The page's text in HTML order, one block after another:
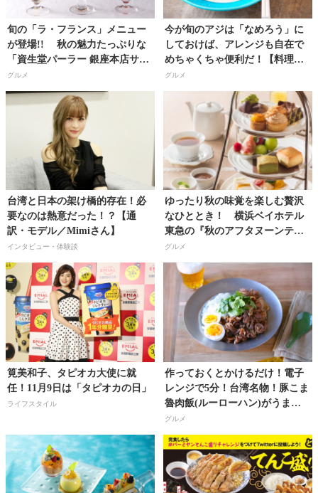
旬の「ラ・フランス」メニュー
が登場!! 秋の魅力たっぷりな
「資生堂パーラー 銀座本店サロ
ン・ド・カフェ」の限定メニュ
ー
グルメ
今が旬のアジは「なめろう」に
しておけば、アレンジも自在で
めちゃくちゃ便利だ！【料理研
究家・フードコーディネーター
／河瀬璃菜（りな助）さん】
グルメ
台湾と日本の架け橋的存在！必
要なのは熱意だった！？【通
訳・モデル／Mimiさん】
インタビュー・体験談
ゆったり秋の味覚を楽しむ贅沢
なひととき！ 横浜ベイホテル
東急の『秋のアフタヌーンティ
ーセット』
グルメ
筧美和子、タピオカ大使に就
任！11月9日は「タピオカの日」
ライフスタイル
作っておくとかけるだけ！電子
レンジで5分！台湾名物！豚こま
魯肉飯(ルーローハン)がうます
ぎる！【料理研究家・フードコ
ーディネーター／河瀬璃菜（り
な助）さん】
グルメ